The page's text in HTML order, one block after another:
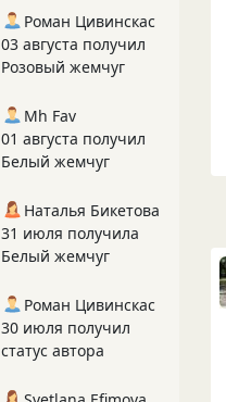
Роман Цивинскас
03 августа получил
Розовый жемчуг
Mh Fav
01 августа получил
Белый жемчуг
Наталья Бикетова
31 июля получила
Белый жемчуг
Роман Цивинскас
30 июля получил
статус автора